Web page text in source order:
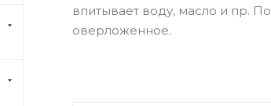
впитывает воду, масло и пр.
оверложенное.